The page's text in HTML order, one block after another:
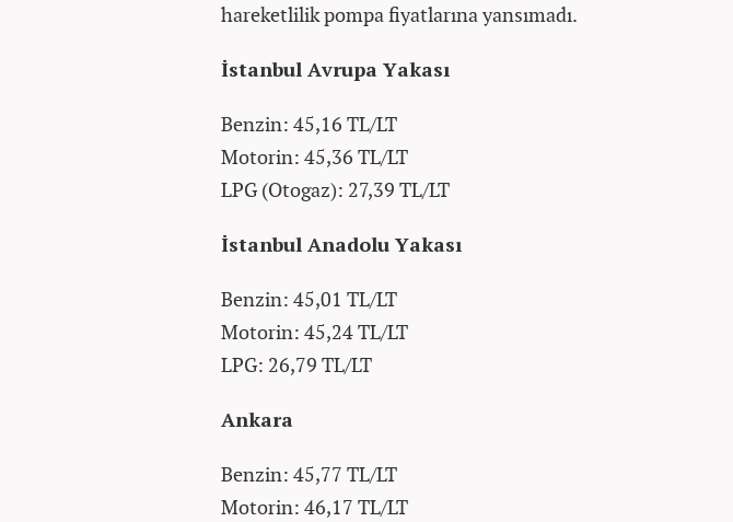
hareketlilik pompa fiyatlarına yansımadı.
İstanbul Avrupa Yakası
Benzin: 45,16 TL/LT
Motorin: 45,36 TL/LT
LPG (Otogaz): 27,39 TL/LT
İstanbul Anadolu Yakası
Benzin: 45,01 TL/LT
Motorin: 45,24 TL/LT
LPG: 26,79 TL/LT
Ankara
Benzin: 45,77 TL/LT
Motorin: 46,17 TL/LT